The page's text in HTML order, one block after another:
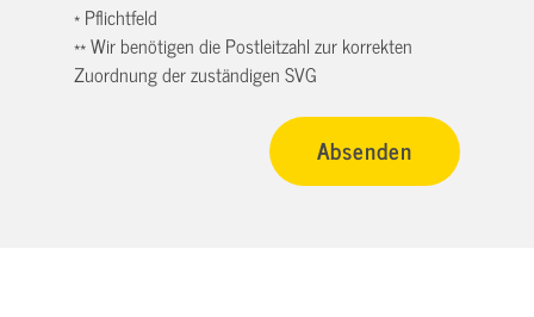
* Pflichtfeld
** Wir benötigen die Postleitzahl zur korrekten
Zuordnung der zuständigen SVG